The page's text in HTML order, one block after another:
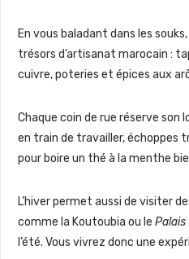
En vous baladant dans les
trésors d’artisanat marocain :
cuivre, poteries et épices aux
Chaque coin de rue réserve son
en train de travailler,
pour boire un thé à la menthe
L’hiver permet aussi de visiter
comme la Koutoubia ou le Palais
l’été. Vous vivrez donc une